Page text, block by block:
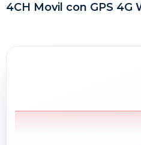
4CH Movil con GPS 4G